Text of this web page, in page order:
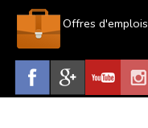
Offres d'emplois